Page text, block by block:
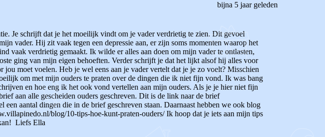
bijna 5 jaar geleden
Je schrijft dat je het moeilijk vindt om je vader verdrietig te zien. Dit gevoel
vader. Hij zit vaak tegen een depressie aan, er zijn soms momenten waarop het
vaak verdrietig gemaakt. Ik wilde er alles aan doen om mijn vader te ontlasten,
ging van mijn eigen behoeften. Verder schrijft je dat het lijkt alsof hij alles voor
jou moet voelen. Heb je wel eens aan je vader vertelt dat je je zo voelt? Misschien
om met mijn ouders te praten over de dingen die ik niet fijn vond. Ik was bang
en hoe eng ik het ook vond vertellen aan mijn ouders. Als je je hier niet fijn
aan alle gescheiden ouders geschreven. Dit is de link naar de brief
een aantal dingen die in de brief geschreven staan. Daarnaast hebben we ook blog
blog/10-tips-hoe-kunt-praten-ouders/Ik hoop dat je iets aan mijn tips
Liefs Ella